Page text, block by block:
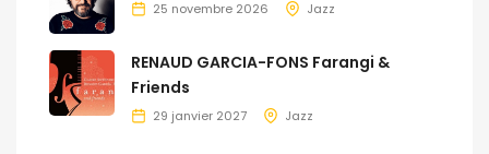
25 novembre 2026 Jazz
RENAUD GARCIA-FONS Farangi &
Friends
29 janvier 2027 Jazz